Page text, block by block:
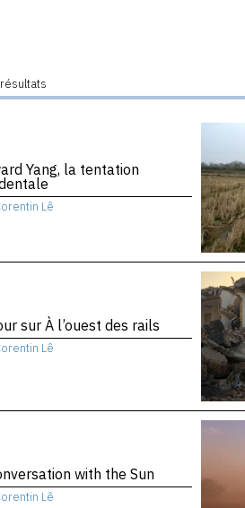
Yang, la tentation
Lê
sur À l’ouest des rails
Lê
with the Sun
Lê